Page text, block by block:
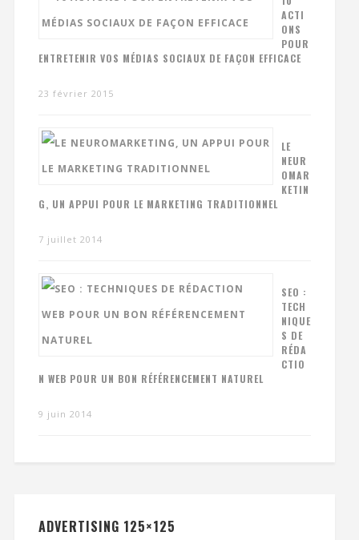
ACTI
ONS
POUR
ENTRETENIR VOS MÉDIAS SOCIAUX DE FAÇON EFFICACE
23 février 2015
LE
NEUR
OMAR
KETIN
G, UN APPUI POUR LE MARKETING TRADITIONNEL
7 juillet 2014
SEO :
TECH
NIQUE
S DE
RÉDA
CTIO
N WEB POUR UN BON RÉFÉRENCEMENT NATUREL
9 juin 2014
ADVERTISING 125×125